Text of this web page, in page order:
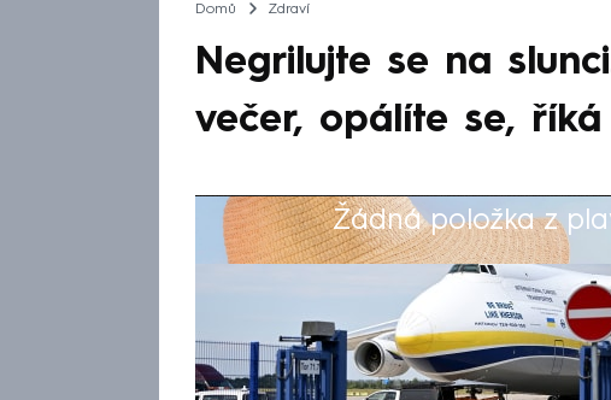
Domů Zdraví
Negrilujte se na
večer, opálíte se,
Žádná položka z
Výběr redakce